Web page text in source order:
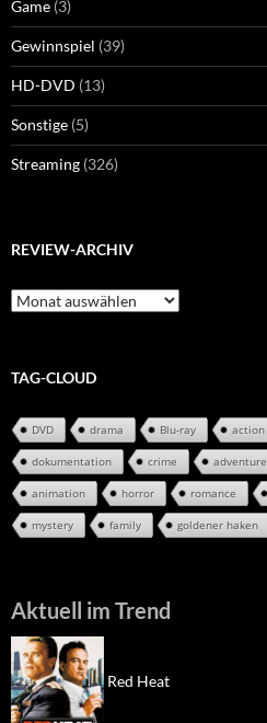
Game (3)
Gewinnspiel (39)
HD-DVD (13)
Sonstige (5)
Streaming (326)
REVIEW-ARCHIV
Review-
Archiv
TAG-CLOUD
DVD drama Blu-ray action
dokumentation crime adventure
animation horror romance
mystery family goldener haken
Aktuell im Trend
Red Heat